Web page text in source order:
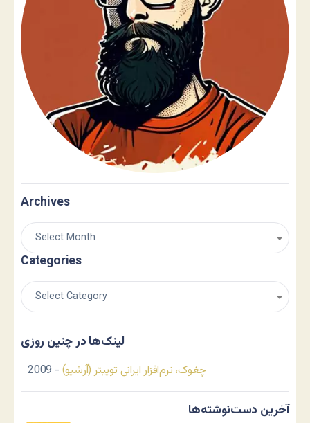
Archives
Categories
لینک‌ها در چنین روزی
چغوک، نرم‌افزار ایرانی توییتر (آرشیو) - 2009
آخرین دست‌نوشته‌ها